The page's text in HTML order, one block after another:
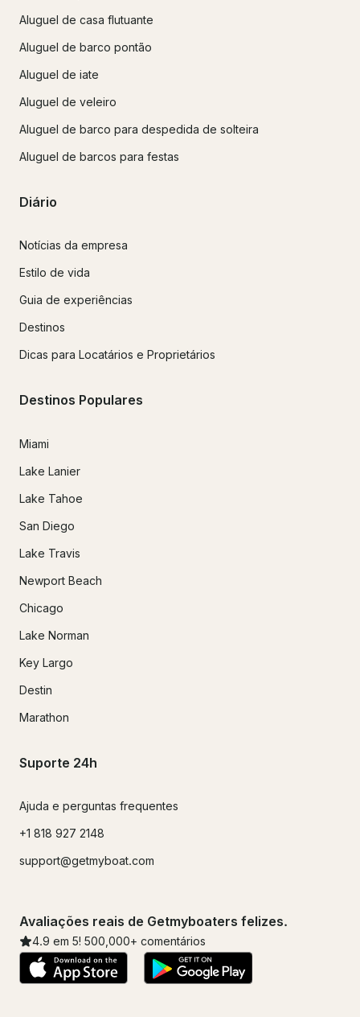
Aluguel de casa flutuante
Aluguel de barco pontão
Aluguel de iate
Aluguel de veleiro
Aluguel de barco para despedida de solteira
Aluguel de barcos para festas
Diário
Notícias da empresa
Estilo de vida
Guia de experiências
Destinos
Dicas para Locatários e Proprietários
Destinos Populares
Miami
Lake Lanier
Lake Tahoe
San Diego
Lake Travis
Newport Beach
Chicago
Lake Norman
Key Largo
Destin
Marathon
Suporte 24h
Ajuda e perguntas frequentes
+1 818 927 2148
support@getmyboat.com
Avaliações reais de Getmyboaters felizes.
4.9 em 5! 500,000+ comentários